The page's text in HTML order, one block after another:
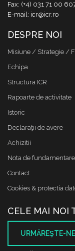
Fax: (+4) 031 71 00
E-mail: icr@icr.ro
DESPRE NOI
Misiune / Strategie /
Echipa
Structura ICR
Rapoarte de activitate
Istoric
Declaraţii de avere
Achizitii
Nota de
Contact
Cookies & protectia
CELE MAI NOI
URMĂREŞTE-